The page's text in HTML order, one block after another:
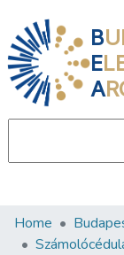
B
E
A
Communities
Home